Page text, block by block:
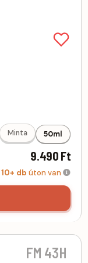
Minta 50ml
9.490 Ft
10+ db úton van
FM 43H